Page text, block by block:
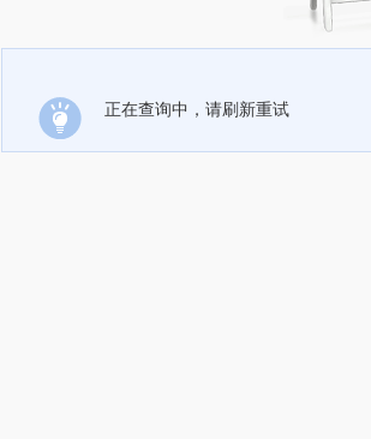
正在查询中，请刷新重试